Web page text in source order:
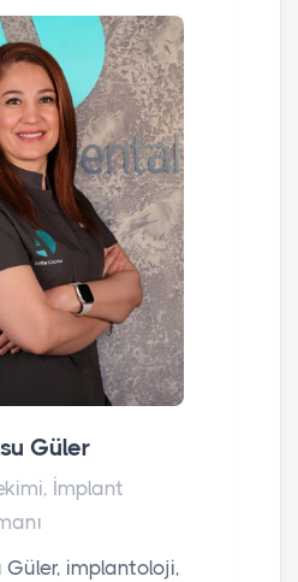
Güler
İmplant
Güler, implantoloji,